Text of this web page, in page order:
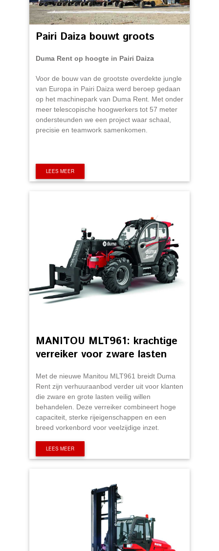
Pairi Daiza bouwt groots
Duma Rent op hoogte in Pairi Daiza
Voor de bouw van de grootste overdekte jungle
van Europa in Pairi Daiza werd beroep gedaan
op het machinepark van Duma Rent. Met onder
meer telescopische hoogwerkers tot 57 meter
ondersteunden we een project waar schaal,
precisie en teamwork samenkomen.
LEES MEER
MANITOU MLT961: krachtige
verreiker voor zware lasten
Met de nieuwe Manitou MLT961 breidt Duma
Rent zijn verhuuraanbod verder uit voor klanten
die zware en grote lasten veilig willen
behandelen. Deze verreiker combineert hoge
capaciteit, sterke rijeigenschappen en een
breed vorkenbord voor veelzijdige inzet.
LEES MEER